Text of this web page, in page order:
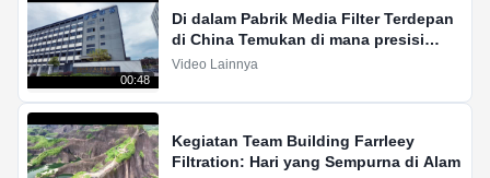
00:48
Di dalam Pabrik Media Filter Terdepan
di China Temukan di mana presisi
bertemu skala!
Video Lainnya
Kegiatan Team Building Farrleey
Filtration: Hari yang Sempurna di Alam